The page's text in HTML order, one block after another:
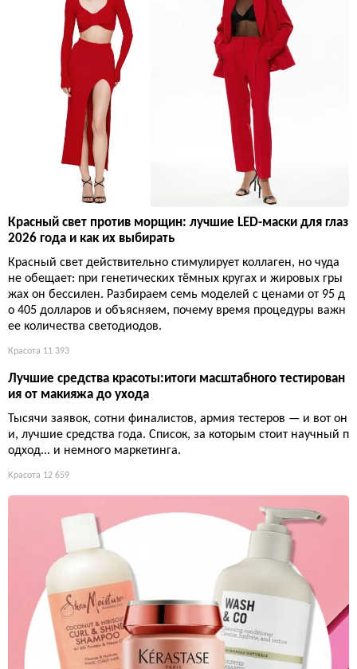
Красный свет против морщин: лучшие LED-маски для глаз
2026 года и как их выбирать
Красный свет действительно стимулирует коллаген, но чуда
не обещает: при генетических тёмных кругах и жировых гры
жах он бессилен. Разбираем семь моделей с ценами от 95 д
о 405 долларов и объясняем, почему время процедуры важн
ее количества светодиодов.
Красота 11 393
Лучшие средства красоты:итоги масштабного тестирован
ия от макияжа до ухода
Тысячи заявок, сотни финалистов, армия тестеров — и вот он
и, лучшие средства года. Список, за которым стоит научный п
одход... и немного маркетинга.
Красота 12 659